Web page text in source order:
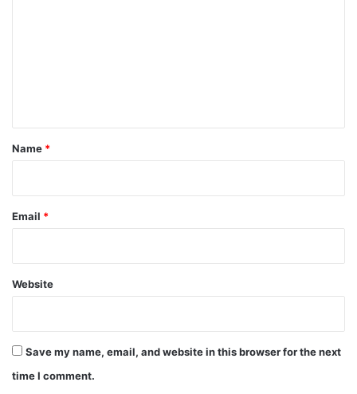
*
Name *
Email *
Website
Save my name, email, and website in this browser for the next
time I comment.